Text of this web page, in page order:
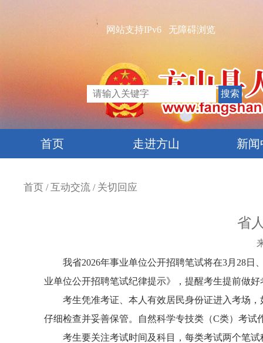
网站支持IPv6 无障碍浏览
首页 走进方山 新闻
首页 /互动交流 / 关切回应
省
我省2026年事业单位公开招聘笔试将在3月28日
业单位公开招聘笔试纪律提示》，提醒考生提前做
考生凭准考证、本人有效居民身份证进入考场，
仔细检查并妥善保管。自然科学专技类（C类）考
考生要关注考试时间及科目，每类考试两个笔试